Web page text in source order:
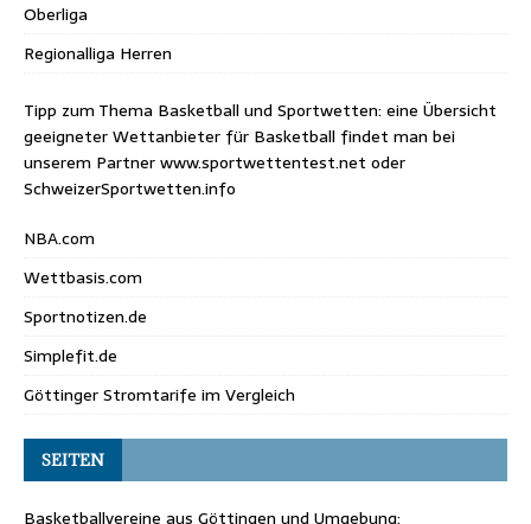
Oberliga
Regionalliga Herren
Tipp zum Thema Basketball und Sportwetten: eine Übersicht
geeigneter Wettanbieter für Basketball findet man bei
unserem Partnerwww.sportwettentest.net oder
SchweizerSportwetten.info
NBA.com
Wettbasis.com
Sportnotizen.de
Simplefit.de
Göttinger Stromtarife im Vergleich
SEITEN
Basketballvereine aus Göttingen und Umgebung: